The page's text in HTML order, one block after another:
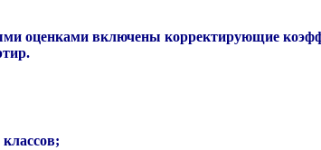
оценками включены корректирующие